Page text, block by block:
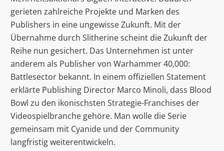
gerieten zahlreiche Projekte und Marken des
Publishers in eine ungewisse Zukunft. Mit der
Übernahme durch Slitherine scheint die Zukunft der
Reihe nun gesichert. Das Unternehmen ist unter
anderem als Publisher von Warhammer 40,000:
Battlesector bekannt. In einem offiziellen Statement
erklärte Publishing Director Marco Minoli, dass Blood
Bowl zu den ikonischsten Strategie-Franchises der
Videospielbranche gehöre. Man wolle die Serie
gemeinsam mit Cyanide und der Community
langfristig weiterentwickeln.